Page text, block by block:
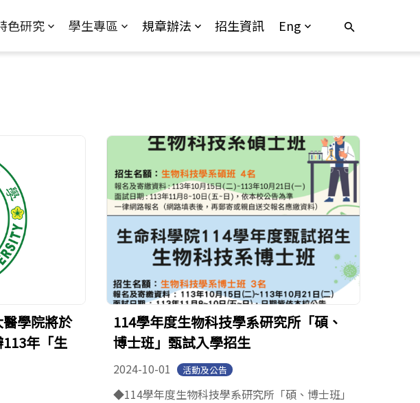
色研究 學生專區 規章辦法 招生資訊 Eng
醫學院將於
年「生
114學年度生物科技學系研究所「碩、
博士班」甄試入學招生
2024-10-01 活動及公告
◆114學年度生物科技學系研究所「碩、博士班」